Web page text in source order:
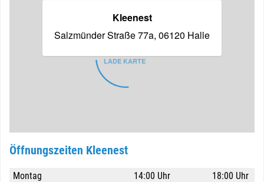
LADE KARTE
Kleenest
Salzmünder Straße 77a, 06120 Halle
Öffnungszeiten Kleenest
Montag 14:00 Uhr
18:00 Uhr